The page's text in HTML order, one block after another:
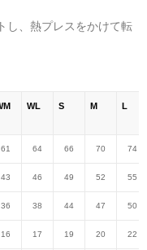
し、熱プレスをかけて転
WL S M L
61 64 66 70 74
43 46 49 52 55
36 38 44 47 50
16 17 19 20 22